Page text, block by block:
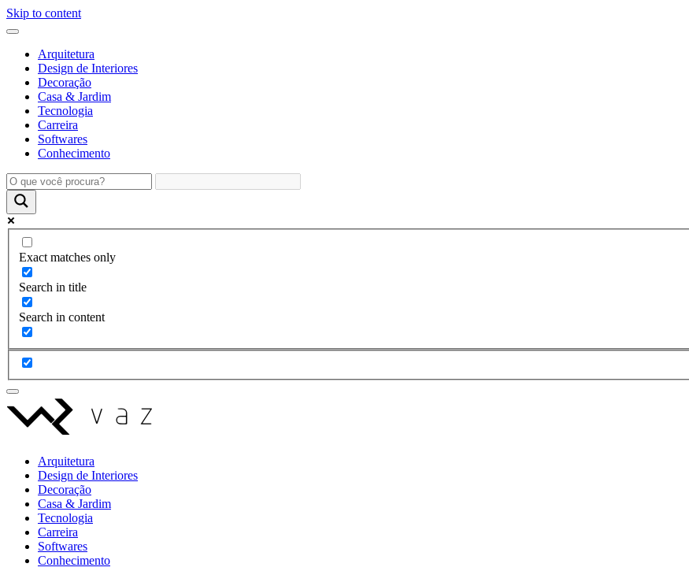
Skip to content
Arquitetura
Design de Interiores
Decoração
Casa & Jardim
Tecnologia
Carreira
Softwares
Conhecimento
Exact matches only
Search in title
Search in content
Arquitetura
Design de Interiores
Decoração
Casa & Jardim
Tecnologia
Carreira
Softwares
Conhecimento